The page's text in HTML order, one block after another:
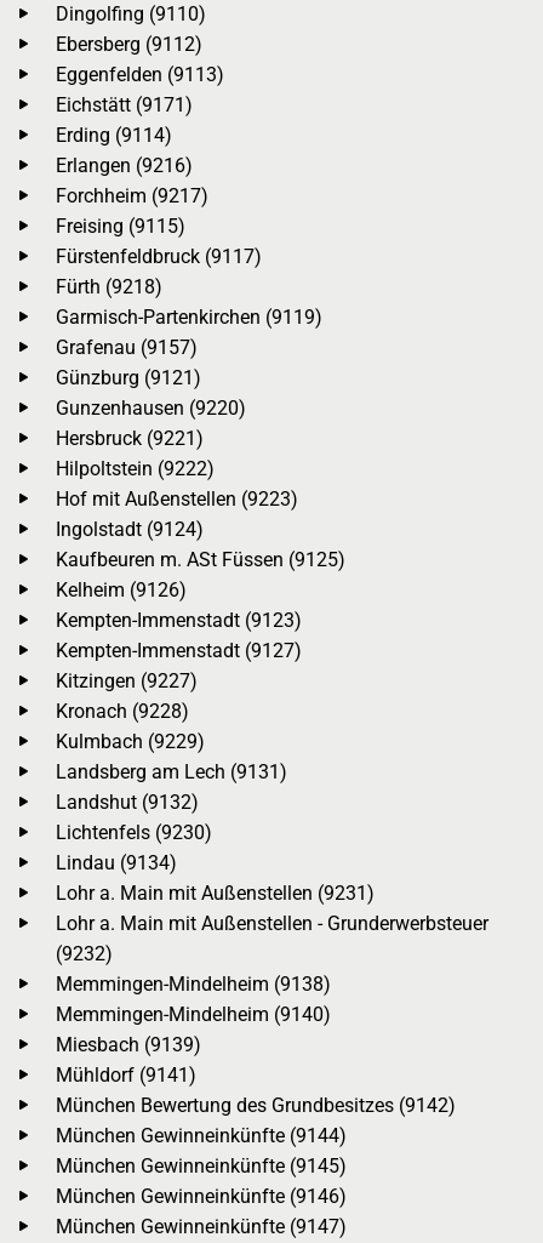
Dingolfing (9110)
Ebersberg (9112)
Eggenfelden (9113)
Eichstätt (9171)
Erding (9114)
Erlangen (9216)
Forchheim (9217)
Freising (9115)
Fürstenfeldbruck (9117)
Fürth (9218)
Garmisch-Partenkirchen (9119)
Grafenau (9157)
Günzburg (9121)
Gunzenhausen (9220)
Hersbruck (9221)
Hilpoltstein (9222)
Hof mit Außenstellen (9223)
Ingolstadt (9124)
Kaufbeuren m. ASt Füssen (9125)
Kelheim (9126)
Kempten-Immenstadt (9123)
Kempten-Immenstadt (9127)
Kitzingen (9227)
Kronach (9228)
Kulmbach (9229)
Landsberg am Lech (9131)
Landshut (9132)
Lichtenfels (9230)
Lindau (9134)
Lohr a. Main mit Außenstellen (9231)
Lohr a. Main mit Außenstellen - Grunderwerbsteuer
(9232)
Memmingen-Mindelheim (9138)
Memmingen-Mindelheim (9140)
Miesbach (9139)
Mühldorf (9141)
München Bewertung des Grundbesitzes (9142)
München Gewinneinkünfte (9144)
München Gewinneinkünfte (9145)
München Gewinneinkünfte (9146)
München Gewinneinkünfte (9147)